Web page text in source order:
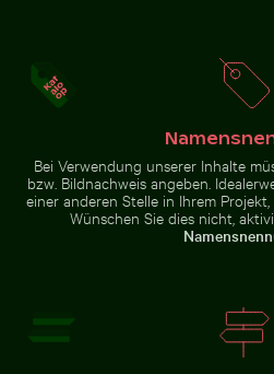
Feierlicher Schokoladenkuchen mit
Wunderkerze
Idyllischer Wanderweg im
Idyllischer
ModernesHand
Hand hält
Blumen
Bei Verwendung unserer Inhalte
bzw. Bildnachweis angeben.
einer anderen Stelle in Ihrem Projekt,
Wünschen Sie dies nicht,